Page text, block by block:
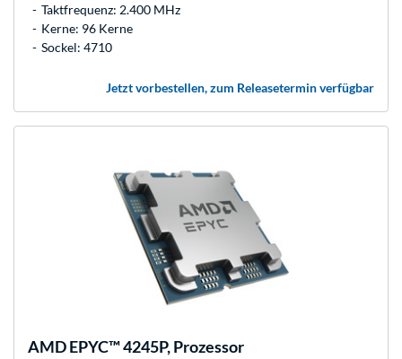
Taktfrequenz: 2.400 MHz
Kerne: 96 Kerne
Sockel: 4710
Jetzt vorbestellen, zum Releasetermin verfügbar
AMDEPYC™ 4245P, Prozessor